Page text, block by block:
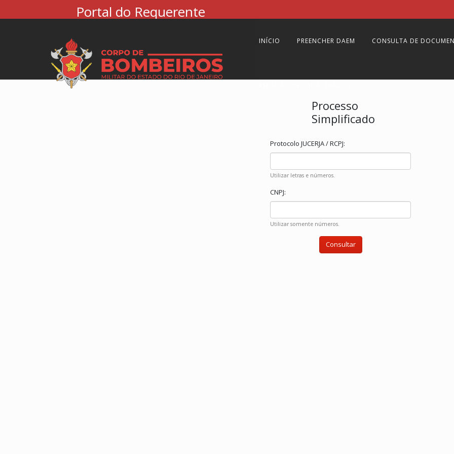
Portal do Requerente
INÍCIO PREENCHER DAEM CONSULTA DE
Processo
Simplificado
Protocolo JUCERJA / RCPJ:
Utilizar letras e números.
CNPJ:
Utilizar somente números.